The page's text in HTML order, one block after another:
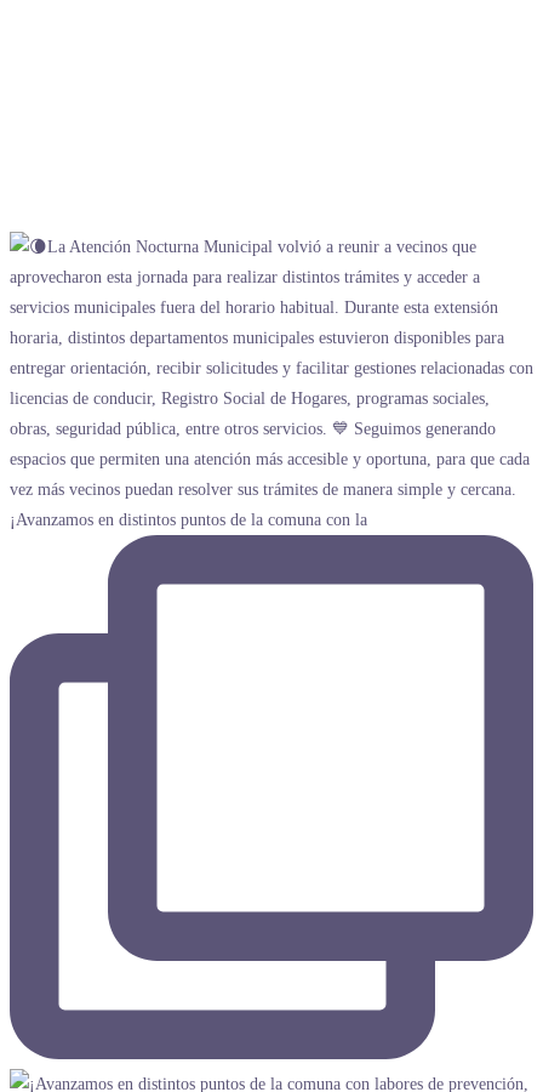
¡Avanzamos en distintos puntos de la comuna con la